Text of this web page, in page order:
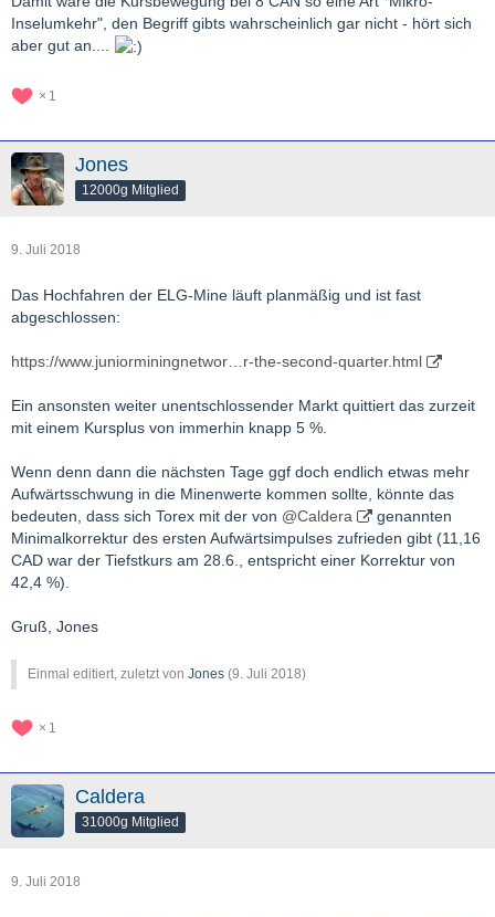
Inselumkehr", den Begriff gibts wahrscheinlich gar nicht - hört sich
aber gut an....
1
Jones
12000g Mitglied
9. Juli 2018
Das Hochfahren der ELG-Mine läuft planmäßig und ist fast
abgeschlossen:
https://www.juniorminingnetwor…r-the-second-quarter.html
Ein ansonsten weiter unentschlossender Markt quittiert das zurzeit
mit einem Kursplus von immerhin knapp 5 %.
Wenn denn dann die nächsten Tage ggf doch endlich etwas mehr
Aufwärtsschwung in die Minenwerte kommen sollte, könnte das
bedeuten, dass sich Torex mit der von @Caldera
genannten
Minimalkorrektur des ersten Aufwärtsimpulses zufrieden gibt (11,16
CAD war der Tiefstkurs am 28.6., entspricht einer Korrektur von
42,4 %).
Gruß, Jones
Einmal editiert, zuletzt von Jones (9. Juli 2018)
1
Caldera
31000g Mitglied
9. Juli 2018